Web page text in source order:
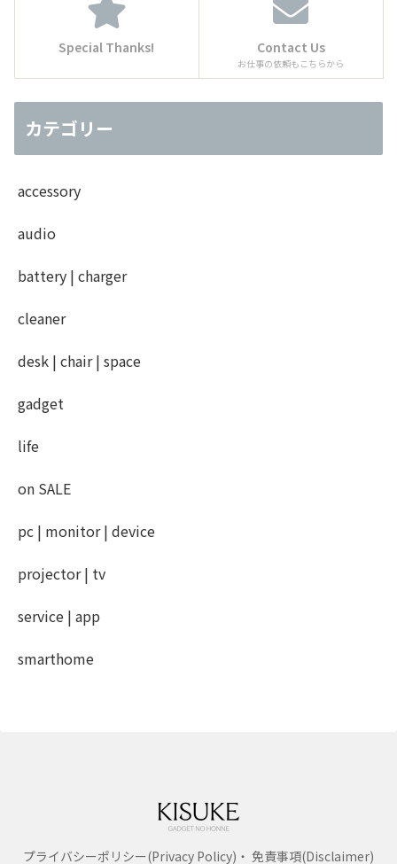
Special Thanks! Contact Us
お仕事の依頼もこちらから
カテゴリー
accessory
audio
battery | charger
cleaner
desk | chair | space
gadget
life
on SALE
pc | monitor | device
projector | tv
service | app
smarthome
プライバシーポリシー(Privacy Policy)・ 免責事項(Disclaimer)